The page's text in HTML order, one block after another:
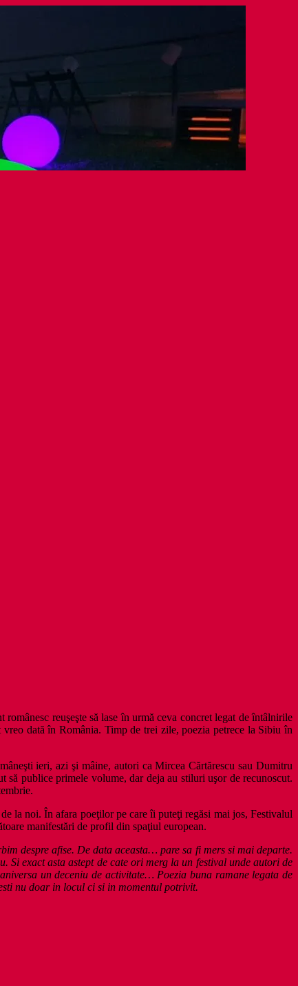
reuşeşte să lase în urmă ceva concret legat de întâlnirile
dată în România. Timp de trei zile, poezia petrece la Sibiu în
ieri, azi şi mâine, autori ca Mircea Cărtărescu sau Dumitru
publice primele volume, dar deja au stiluri uşor de recunoscut.
la noi. În afara poeţilor pe care îi puteţi regăsi mai jos, Festivalul
manifestări de profil din spaţiul european.
despre afise. De data aceasta… pare sa fi mers si mai departe.
Si exact asta astept de cate ori merg la un festival unde autori de
un deceniu de activitate… Poezia buna ramane legata de
nu doar in locul ci si in momentul potrivit.